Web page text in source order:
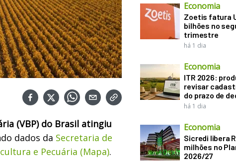
(VBP) do Brasil atingiu
dados da Secretaria de
e Pecuária (Mapa).
Economia
Zoetis fatura
bilhões no
trimestre
há 1 dia
Economia
ITR 2026:
revisar
do prazo de
há 1 dia
Economia
Sicredi libera
milhões no
2026/27